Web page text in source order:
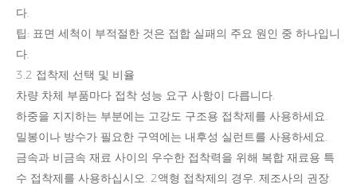
다.
팁: 표면 세척이 부적절한 것은 접합 실패의 주요 원인 중 하나입니
다.
3.2 접착제 선택 및 비율
차량 차체 부품마다 접착 성능 요구 사항이 다릅니다.
하중을 지지하는 부분에는 고강도 구조용 접착제를 사용하세요.
밀봉이나 방수가 필요한 구역에는 내후성 실런트를 사용하세요.
금속과 비금속 재료 사이의 우수한 접착력을 위해 복합 재료용 특
수 접착제를 사용하십시오. 2액형 접착제의 경우, 제조사의 권장